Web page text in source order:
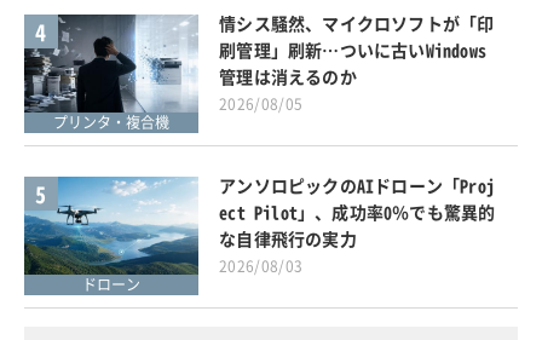
4
プリンタ・複合機
情シス騒然、マイクロソフトが「印
刷管理」刷新…ついに古いWindows
管理は消えるのか
2026/08/05
5
ドローン
アンソロピックのAIドローン「Proj
ect Pilot」、成功率0％でも驚異的
な自律飛行の実力
2026/08/03